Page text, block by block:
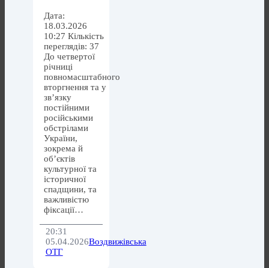
Дата:
18.03.2026
10:27 Кількість
переглядів: 37
До четвертої
річниці
повномасштабного
вторгнення та у
зв’язку
постійними
російськими
обстрілами
України,
зокрема й
об’єктів
культурної та
історичної
спадщини, та
важливістю
фіксації…
20:31
05.04.2026Воздвижівська
ОТГ